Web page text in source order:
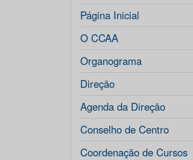
Página Inicial
O CCAA
Organograma
Direção
Agenda da Direção
Conselho de Centro
Coordenação de Cursos